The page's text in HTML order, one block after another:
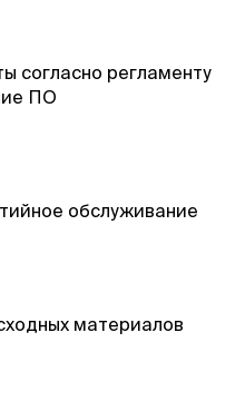
согласно регламенту
ПО
обслуживание
материалов